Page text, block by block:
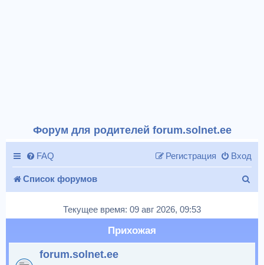
Форум для родителей forum.solnet.ee
FAQ Вход
Регистрация
Список форумов
и
Текущее время: 09 авг 2026, 09:53
Прихожая
forum.solnet.ee